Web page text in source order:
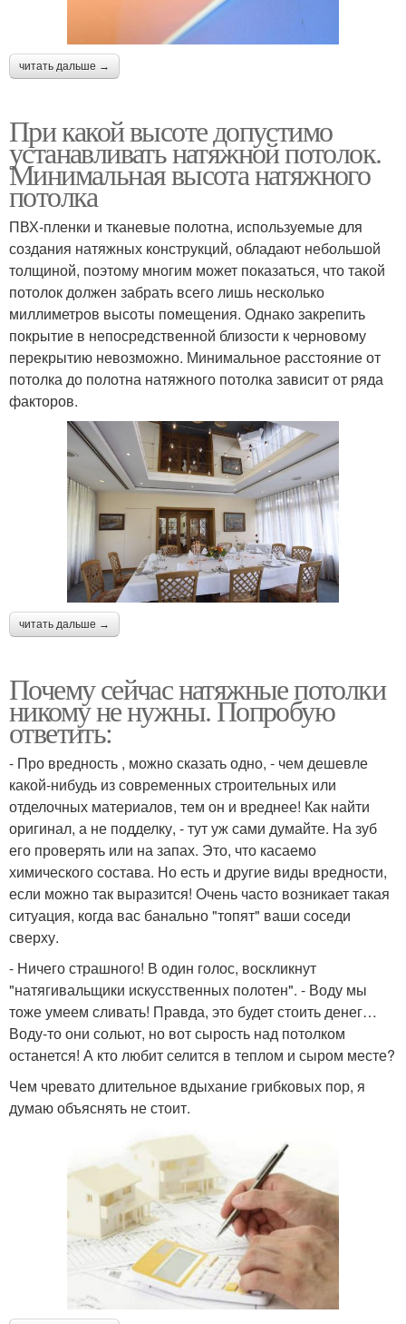
читать дальше →
При какой высоте допустимо
устанавливать натяжной потолок.
Минимальная высота натяжного
потолка
ПВХ-пленки и тканевые полотна, используемые для
создания натяжных конструкций, обладают небольшой
толщиной, поэтому многим может показаться, что такой
потолок должен забрать всего лишь несколько
миллиметров высоты помещения. Однако закрепить
покрытие в непосредственной близости к черновому
перекрытию невозможно. Минимальное расстояние от
потолка до полотна натяжного потолка зависит от ряда
факторов.
читать дальше →
Почему сейчас натяжные потолки
никому не нужны. Попробую
ответить:
- Про вредность , можно сказать одно, - чем дешевле
какой-нибудь из современных строительных или
отделочных материалов, тем он и вреднее! Как найти
оригинал, а не подделку, - тут уж сами думайте. На зуб
его проверять или на запах. Это, что касаемо
химического состава. Но есть и другие виды вредности,
если можно так выразится! Очень часто возникает такая
ситуация, когда вас банально "топят" ваши соседи
сверху.
- Ничего страшного! В один голос, воскликнут
"натягивальщики искусственных полотен". - Воду мы
тоже умеем сливать! Правда, это будет стоить денег…
Воду-то они сольют, но вот сырость над потолком
останется! А кто любит селится в теплом и сыром месте?
Чем чревато длительное вдыхание грибковых пор, я
думаю объяснять не стоит.